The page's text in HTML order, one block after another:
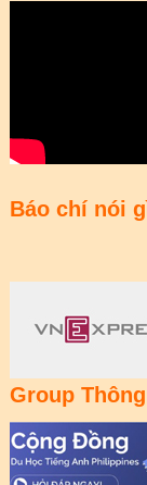
Báo chí nói
Group